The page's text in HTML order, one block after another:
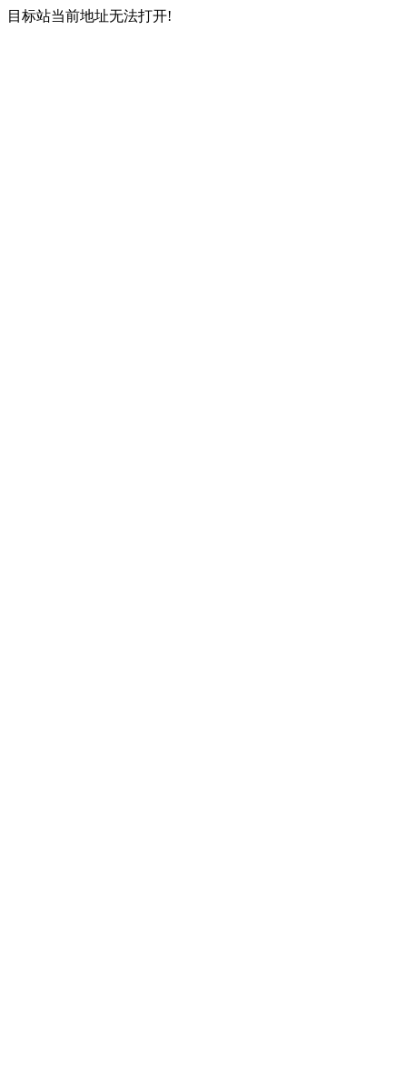
目标站当前地址无法打开!